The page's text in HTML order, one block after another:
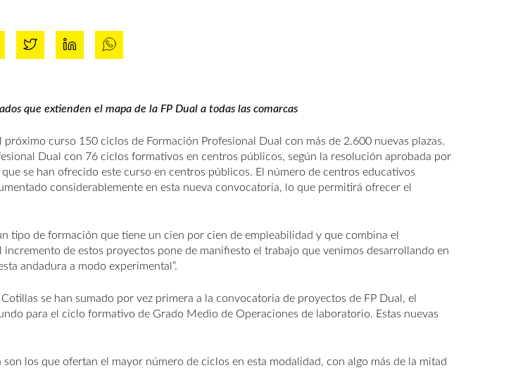
que extienden el mapa de la FP Dual a todas las comarcas
curso 150 ciclos de Formación Profesional Dual con más de 2.600 nuevas plazas.
Dual con 76 ciclos formativos en centros públicos, según la resolución aprobada por
se han ofrecido este curso en centros públicos. El número de centros educativos
considerablemente en esta nueva convocatoria, lo que permitirá ofrecer el
tipo de formación que tiene un cien por cien de empleabilidad y que combina el
de estos proyectos pone de manifiesto el trabajo que venimos desarrollando en
andadura a modo experimental”.
se han sumado por vez primera a la convocatoria de proyectos de FP Dual, el
para el ciclo formativo de Grado Medio de Operaciones de laboratorio. Estas nuevas
los que ofertan el mayor número de ciclos en esta modalidad, con algo más de la mitad